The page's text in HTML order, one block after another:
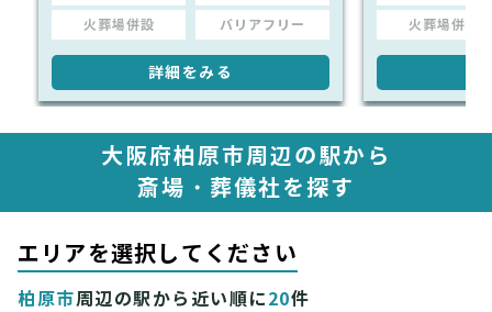
火葬場併設 バリアフリー
詳細をみる
火葬場併設
大阪府柏原市周辺の駅から
斎場・葬儀社を探す
エリアを選択してください
柏原市周辺の駅から近い順に20件